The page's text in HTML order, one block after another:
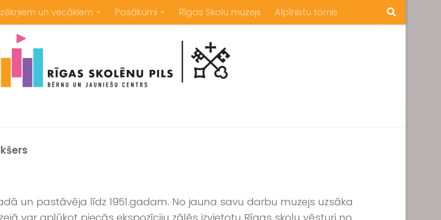
un vecākiem Pasākumi Rīgas Skolu muzejs Alpīnistu tornis
un pastāvēja līdz 1951.gadam. No jauna savu darbu muzejs uzsāka